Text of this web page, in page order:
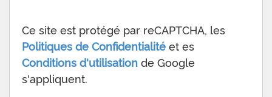
Ce site est protégé par reCAPTCHA, les
Politiques de Confidentialité et es
Conditions d'utilisation de Google
s'appliquent.